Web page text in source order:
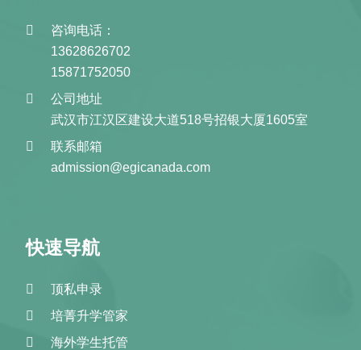
咨询电话：
13628626702
15871752050
公司地址
武汉市江汉区建设大道518号招银大厦1605室
联系邮箱
admission@egicanada.com
快速导航
顶私申录
培菁升学管家
海外学生托管